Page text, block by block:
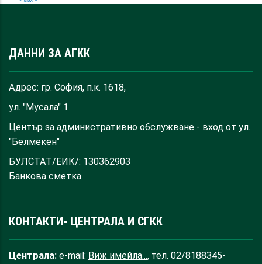
ДАННИ ЗА АГКК
Адрес: гр. София, п.к. 1618,
ул. "Мусала" 1
Център за административно обслужване - вход от ул.
"Белмекен"
БУЛСТАТ/ЕИК/: 130362903
Банкова сметка
КОНТАКТИ- ЦЕНТРАЛА И СГКК
Централа: e-mail: Виж имейла..., тел. 02/8188345-